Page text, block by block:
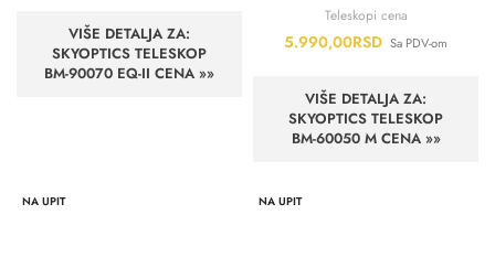
VIŠE DETALJA ZA:
SKYOPTICS TELESKOP
BM-90070 EQ-II CENA »»
Teleskopi cena
5.990,00RSD Sa PDV-om
VIŠE DETALJA ZA:
SKYOPTICS TELESKOP
BM-60050 M CENA »»
NA UPIT NA UPIT